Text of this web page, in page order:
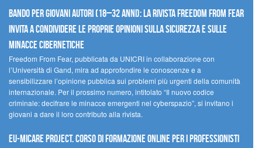
Bando per giovani autori (18–32 anni): la Rivista Freedom From Fear
invita a condividere le proprie opinioni sulla sicurezza e sulle
minacce cibernetiche
Freedom From Fear, pubblicata da UNICRI in collaborazione con
l’Università di Gand, mira ad approfondire le conoscenze e a
sensibilizzare l’opinione pubblica sui problemi più urgenti della comunità
internazionale. Per il prossimo numero, intitolato “Il nuovo codice
criminale: decifrare le minacce emergenti nel cyberspazio”, si invitano i
giovani a dare il loro contributo alla rivista.
EU-MiCare Project. Corso di formazione online per i professionisti